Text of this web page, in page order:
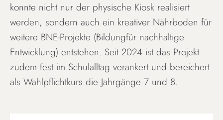
konnte nicht nur der physische Kiosk realisiert
werden, sondern auch ein kreativer Nährboden für
weitere BNE-Projekte (Bildungfür nachhaltige
Entwicklung) entstehen. Seit 2024 ist das Projekt
zudem fest im Schulalltag verankert und bereichert
als Wahlpflichtkurs die Jahrgänge 7 und 8.